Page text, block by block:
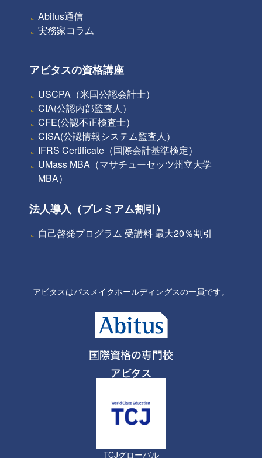
Abitus通信
実務家コラム
アビタスの資格講座
USCPA（米国公認会計士）
CIA(公認内部監査人）
CFE(公認不正検査士）
CISA(公認情報システム監査人）
IFRS Certificate（国際会計基準検定）
UMass MBA（マサチューセッツ州立大学
MBA）
法人導入（プレミアム割引）
自己啓発プログラム 受講料 最大20％割引
アビタスはパスメイクホールディングスの一員です。
TCJグローバル